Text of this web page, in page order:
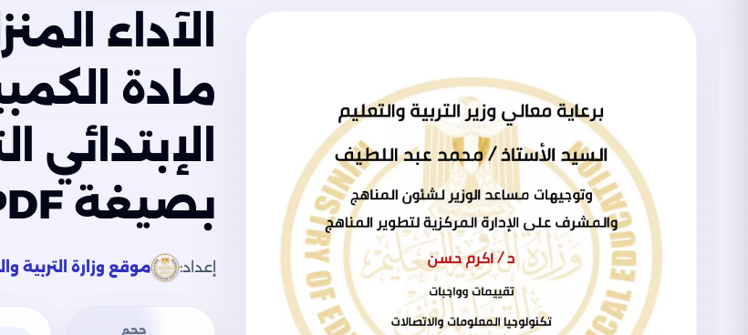
الآداء
مادة
بصيغة PDF
إعداد: موقع وزارة التربية
حجم